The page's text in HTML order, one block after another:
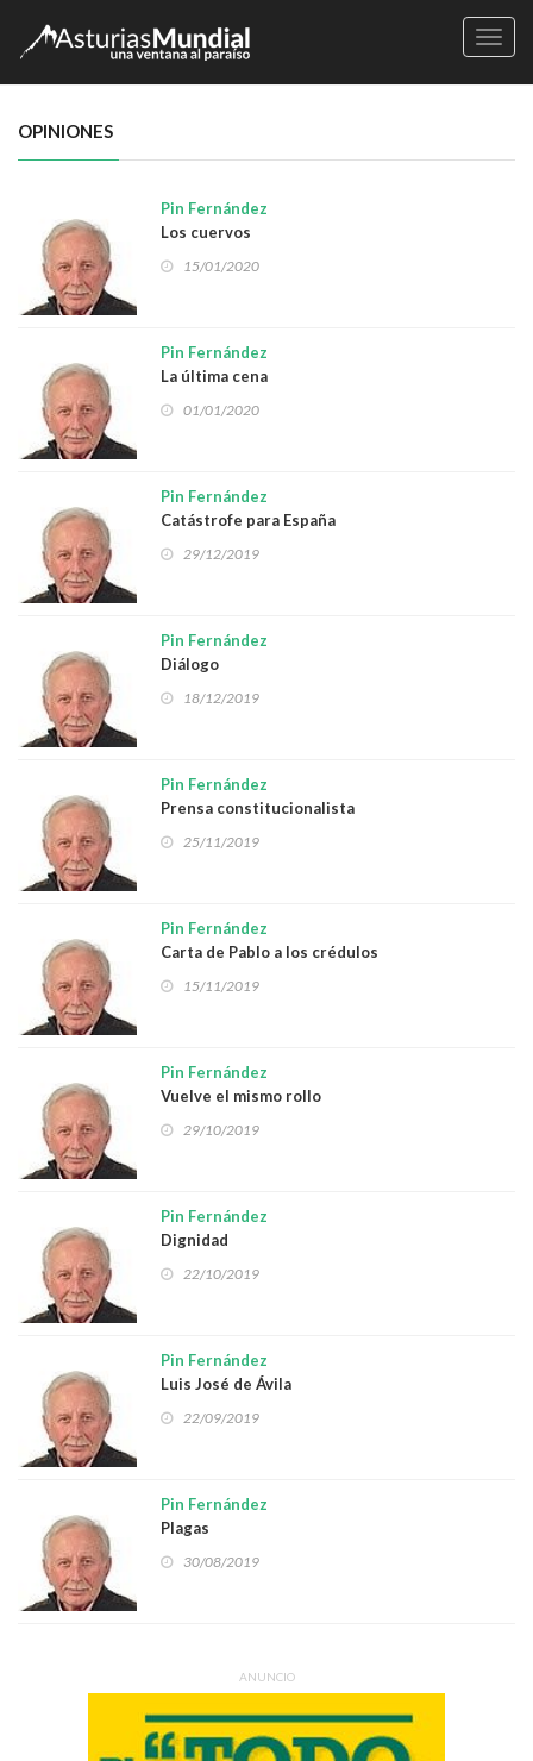
OPINIONES
Pin Fernández
Los cuervos
15/01/2020
Pin Fernández
La última cena
01/01/2020
Pin Fernández
Catástrofe para España
29/12/2019
Pin Fernández
Diálogo
18/12/2019
Pin Fernández
Prensa constitucionalista
25/11/2019
Pin Fernández
Carta de Pablo a los crédulos
15/11/2019
Pin Fernández
Vuelve el mismo rollo
29/10/2019
Pin Fernández
Dignidad
22/10/2019
Pin Fernández
Luis José de Ávila
22/09/2019
Pin Fernández
Plagas
30/08/2019
ANUNCIO